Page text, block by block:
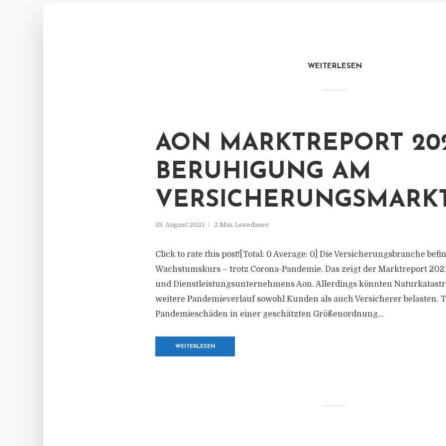
WEITERLESEN
AON MARKTREPORT
BERUHIGUNG AM
19. August 2021 2 Min. Lesedauer
Click to rate this post![Total: 0 Average: 0] Die Versicherungsbranche
Wachstumskurs – trotz Corona-Pandemie. Das zeigt der Marktreport
und Dienstleistungsunternehmens Aon. Allerdings könnten
weitere Pandemieverlauf sowohl Kunden als auch Versicherer belasten.
Pandemieschäden in einer geschätzten Größenordnung...
WEITERLESEN